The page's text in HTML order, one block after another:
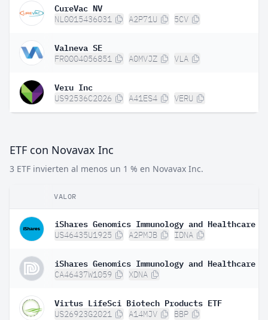
CureVac NV
NL0015436031 A2P71U 5CV
Valneva SE
FR0004056851 A0MVJZ VLA
Veru Inc
US92536C2026 A41ES4 VERU
ETF con Novavax Inc
3 ETF invierten al menos un 1 % en Novavax Inc.
VALOR
iShares Genomics Immunology and Healthcare
US46435U1925 A2PMJB IDNA
CA46437W1059 XDNA
Virtus LifeSci Biotech Products ETF
US26923G2021 A14MJV BBP